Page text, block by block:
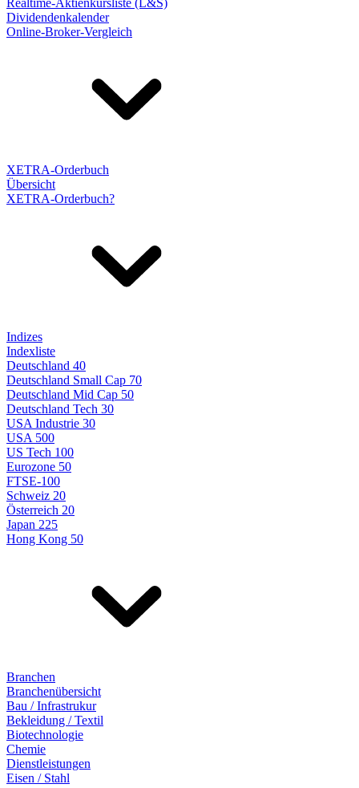
Realtime-Aktienkursliste (L&S)
Dividendenkalender
Online-Broker-Vergleich
XETRA-Orderbuch
Übersicht
XETRA-Orderbuch?
Indizes
Indexliste
Deutschland 40
Deutschland Small Cap 70
Deutschland Mid Cap 50
Deutschland Tech 30
USA Industrie 30
USA 500
US Tech 100
Eurozone 50
FTSE-100
Schweiz 20
Österreich 20
Japan 225
Hong Kong 50
Branchen
Branchenübersicht
Bau / Infrastrukur
Bekleidung / Textil
Biotechnologie
Chemie
Dienstleistungen
Eisen / Stahl